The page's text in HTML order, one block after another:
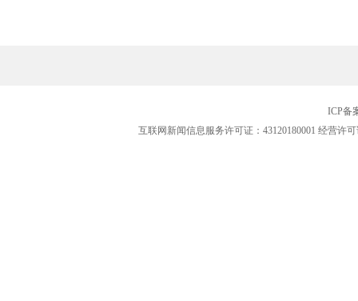
ICP备
互联网新闻信息服务许可证：43120180001 经营许可